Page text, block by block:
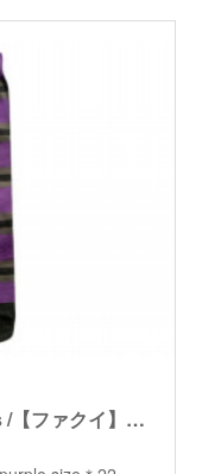
【fakui】multi boder tabi socks /【ファクイ】マルチボーダータビソックス